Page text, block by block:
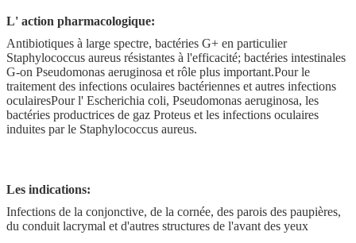
L' action pharmacologique:
Antibiotiques à large spectre, bactéries G+ en particulier
Staphylococcus aureus résistantes à l'efficacité; bactéries intestinales
G-on Pseudomonas aeruginosa et rôle plus important.Pour le
traitement des infections oculaires bactériennes et autres infections
oculairesPour l' Escherichia coli, Pseudomonas aeruginosa, les
bactéries productrices de gaz Proteus et les infections oculaires
induites par le Staphylococcus aureus.
Les indications:
Infections de la conjonctive, de la cornée, des parois des paupières,
du conduit lacrymal et d'autres structures de l'avant des yeux